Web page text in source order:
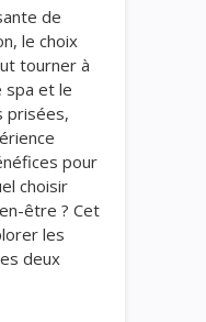
de
le choix
tourner à
spa et le
prisées,
pour
choisir
être ? Cet
les
deux